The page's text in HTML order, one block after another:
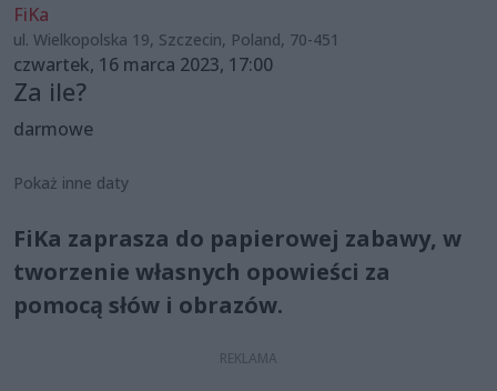
FiKa
ul. Wielkopolska 19, Szczecin, Poland, 70-451
czwartek, 16 marca 2023, 17:00
Za ile?
darmowe
Pokaż inne daty
FiKa zaprasza do papierowej zabawy, w
tworzenie własnych opowieści za
pomocą słów i obrazów.